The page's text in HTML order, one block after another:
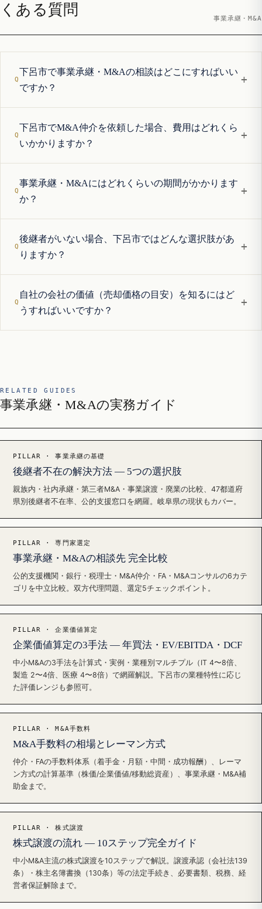
くある質問
事業承継・M&A
下呂市で事業承継・M&Aの相談はどこにすればいい
ですか？
+
下呂市でM&A仲介を依頼した場合、費用はどれくら
いかかりますか？
+
事業承継・M&Aにはどれくらいの期間がかかります
か？
+
後継者がいない場合、下呂市ではどんな選択肢があ
りますか？
+
自社の会社の価値（売却価格の目安）を知るにはど
うすればいいですか？
+
RELATED GUIDES
事業承継・M&Aの実務ガイド
PILLAR · 事業承継の基礎
後継者不在の解決方法 — 5つの選択肢
親族内・社内承継・第三者M&A・事業譲渡・廃業の比較、47都道府
県別後継者不在率、公的支援窓口を網羅。岐阜県の現状もカバー。
PILLAR · 専門家選定
事業承継・M&Aの相談先 完全比較
公的支援機関・銀行・税理士・M&A仲介・FA・M&Aコンサルの6カテ
ゴリを中立比較。双方代理問題、選定5チェックポイント。
PILLAR · 企業価値算定
企業価値算定の3手法 — 年買法・EV/EBITDA・DCF
中小M&Aの3手法を計算式・実例・業種別マルチプル（IT 4〜8倍、
製造 2〜4倍、医療 4〜8倍）で網羅解説。下呂市の業種特性に応じ
た評価レンジも参照可。
PILLAR · M&A手数料
M&A手数料の相場とレーマン方式
仲介・FAの手数料体系（着手金・月額・中間・成功報酬）、レーマ
ン方式の計算基準（株価/企業価値/移動総資産）、事業承継・M&A補
助金まで。
PILLAR · 株式譲渡
株式譲渡の流れ — 10ステップ完全ガイド
中小M&A主流の株式譲渡を10ステップで解説。譲渡承認（会社法139
条）・株主名簿書換（130条）等の法定手続き、必要書類、税務、経
営者保証解除まで。